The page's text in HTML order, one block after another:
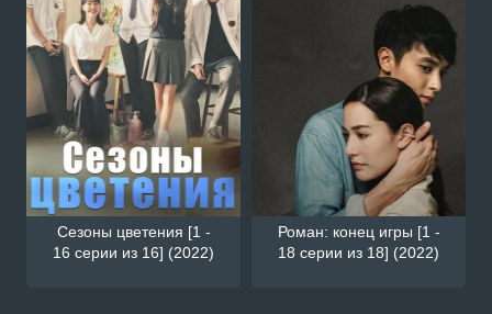
Сезоны цветения [1 -
16 серии из 16] (2022)
Роман: конец игры [1 -
18 серии из 18] (2022)